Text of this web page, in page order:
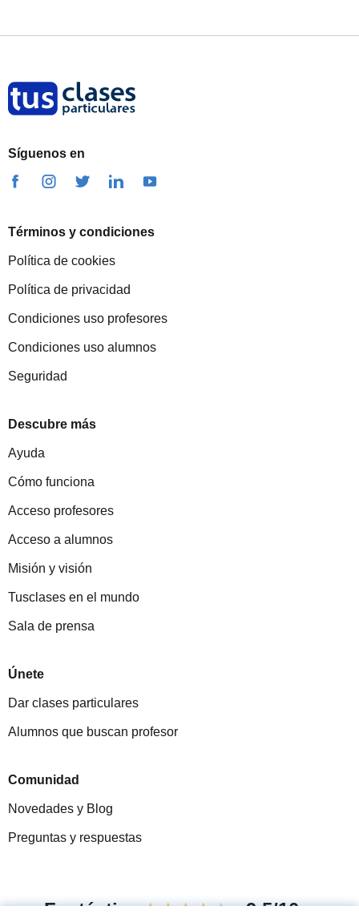
Síguenos en
Términos y condiciones
Política de cookies
Política de privacidad
Condiciones uso profesores
Condiciones uso alumnos
Seguridad
Descubre más
Ayuda
Cómo funciona
Acceso profesores
Acceso a alumnos
Misión y visión
Tusclases en el mundo
Sala de prensa
Únete
Dar clases particulares
Alumnos que buscan profesor
Comunidad
Novedades y Blog
Preguntas y respuestas
Fantástica★★★★★ 9,5/10